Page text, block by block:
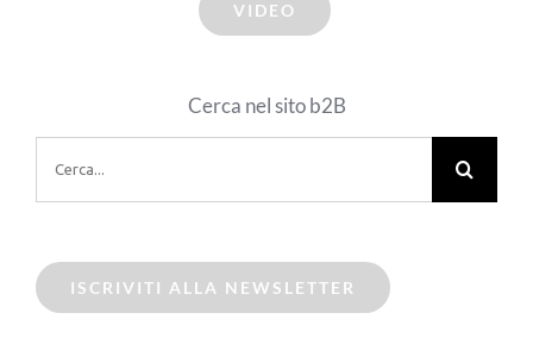
VIDEO
Cerca nel sito b2B
per:
ISCRIVITI ALLA NEWSLETTER